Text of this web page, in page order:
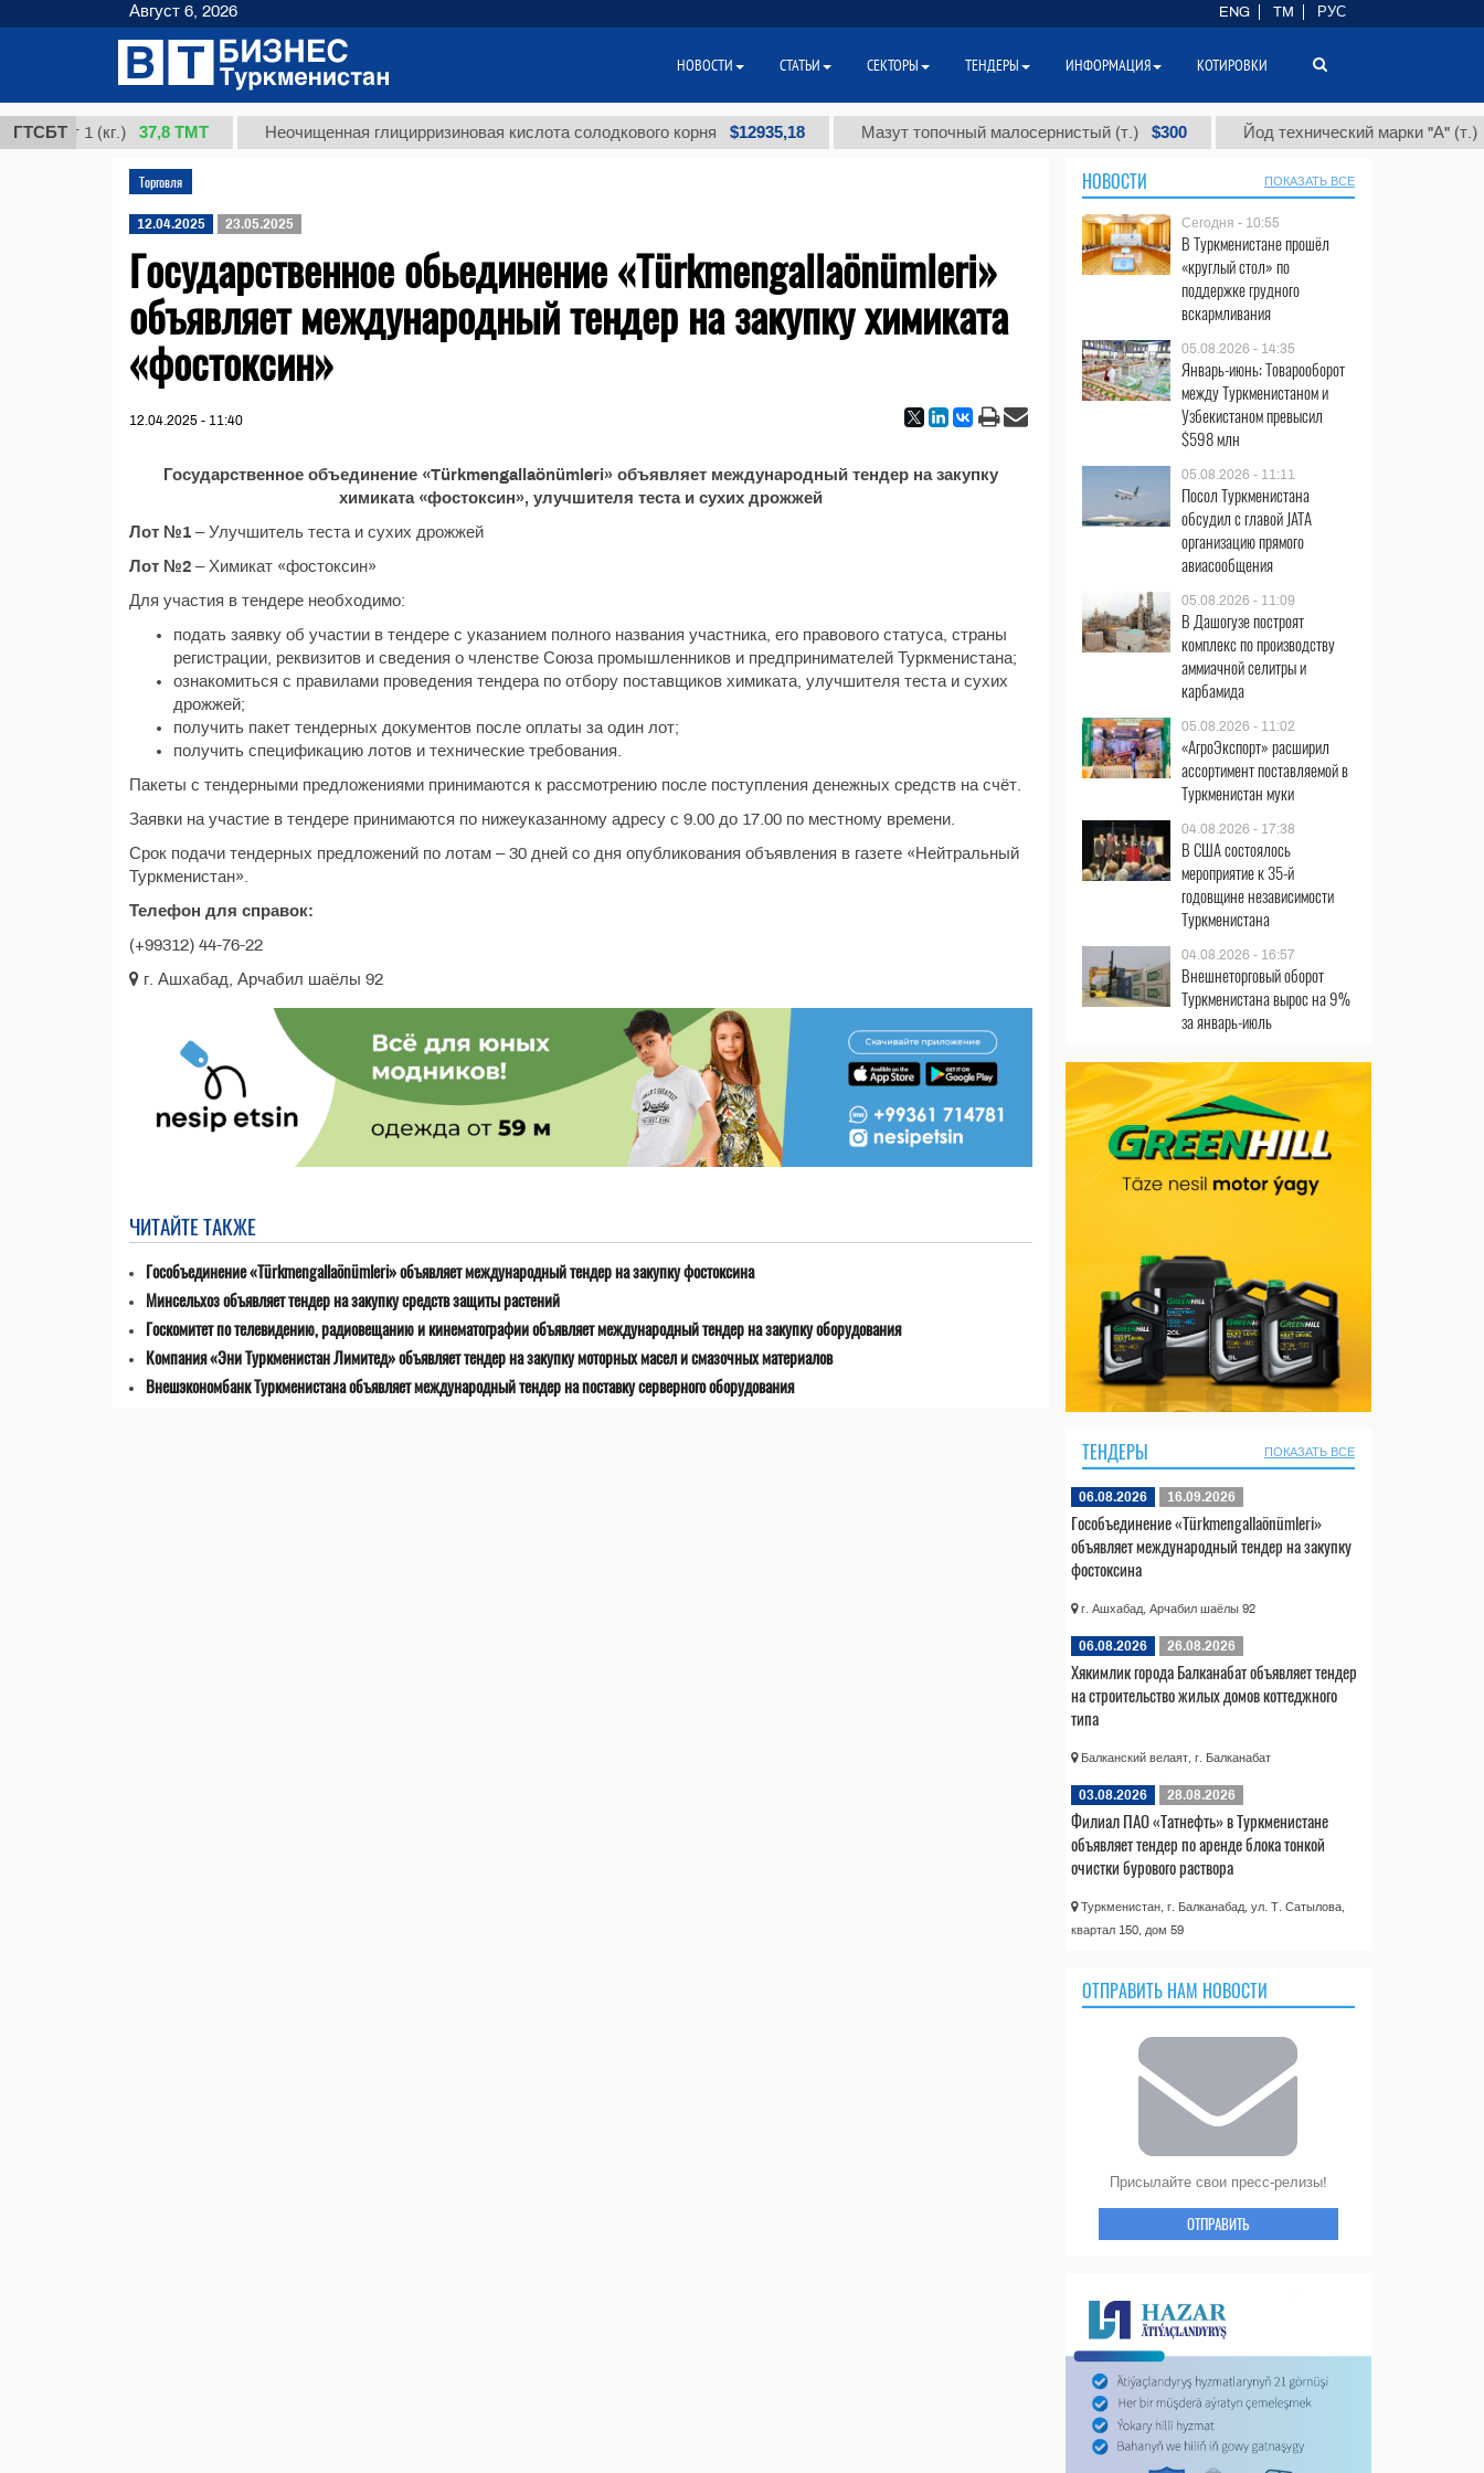
ГТСБТ1 (кг.) 37,8 ТМТ Неочищенная глицирризиновая кислота солодкового корня $12935,18 Мазут топочный малосернистый (т.) $300 Йод технический марки "А" (т.)
Торговля
12.04.2025 23.05.2025
Государственное обьединение «Türkmengallaönümleri»
объявляет международный тендер на закупку химиката
«фостоксин»
12.04.2025 - 11:40
Государственное объединение «Türkmengallaönümleri» объявляет международный тендер на закупку
химиката «фостоксин», улучшителя теста и сухих дрожжей
Лот №1 – Улучшитель теста и сухих дрожжей
Лот №2 – Химикат «фостоксин»
Для участия в тендере необходимо:
подать заявку об участии в тендере с указанием полного названия участника, его правового статуса, страны
регистрации, реквизитов и сведения о членстве Союза промышленников и предпринимателей Туркменистана;
ознакомиться с правилами проведения тендера по отбору поставщиков химиката, улучшителя теста и сухих
дрожжей;
получить пакет тендерных документов после оплаты за один лот;
получить спецификацию лотов и технические требования.
Пакеты с тендерными предложениями принимаются к рассмотрению после поступления денежных средств на счёт.
Заявки на участие в тендере принимаются по нижеуказанному адресу с 9.00 до 17.00 по местному времени.
Срок подачи тендерных предложений по лотам – 30 дней со дня опубликования объявления в газете «Нейтральный
Туркменистан».
Телефон для справок:
(+99312) 44-76-22
г. Ашхабад, Арчабил шаёлы 92
ЧИТАЙТЕ ТАКЖЕ
Гособъединение «Türkmengallaönümleri» объявляет международный тендер на закупку фостоксина
Минсельхоз объявляет тендер на закупку средств защиты растений
Госкомитет по телевидению, радиовещанию и кинематографии объявляет международный тендер на закупку оборудования
Компания «Эни Туркменистан Лимитед» объявляет тендер на закупку моторных масел и смазочных материалов
Внешэкономбанк Туркменистана объявляет международный тендер на поставку серверного оборудования
НОВОСТИ ПОКАЗАТЬ ВСЕ
Сегодня - 10:55
В Туркменистане прошёл
«круглый стол» по
поддержке грудного
вскармливания
05.08.2026 - 14:35
Январь-июнь: Товарооборот
между Туркменистаном и
Узбекистаном превысил
$598 млн
05.08.2026 - 11:11
Посол Туркменистана
обсудил с главой JATA
организацию прямого
авиасообщения
05.08.2026 - 11:09
В Дашогузе построят
комплекс по производству
аммиачной селитры и
карбамида
05.08.2026 - 11:02
«АгроЭкспорт» расширил
ассортимент поставляемой в
Туркменистан муки
04.08.2026 - 17:38
В США состоялось
мероприятие к 35-й
годовщине независимости
Туркменистана
04.08.2026 - 16:57
Внешнеторговый оборот
Туркменистана вырос на 9%
за январь-июль
ТЕНДЕРЫ ПОКАЗАТЬ ВСЕ
06.08.2026 16.09.2026
Гособъединение «Türkmengallaönümleri»
объявляет международный тендер на закупку
фостоксина
г. Ашхабад, Арчабил шаёлы 92
06.08.2026 26.08.2026
Хякимлик города Балканабат объявляет тендер
на строительство жилых домов коттеджного
типа
Балканский велаят, г. Балканабат
03.08.2026 28.08.2026
Филиал ПАО «Татнефть» в Туркменистане
объявляет тендер по аренде блока тонкой
очистки бурового раствора
Туркменистан, г. Балканабад, ул. Т. Сатылова,
квартал 150, дом 59
ОТПРАВИТЬ НАМ НОВОСТИ
Присылайте свои пресс-релизы!
ОТПРАВИТЬ
Август 6, 2026 ENG TM РУС
НОВОСТИ СТАТЬИ СЕКТОРЫ ТЕНДЕРЫ ИНФОРМАЦИЯ КОТИРОВКИ